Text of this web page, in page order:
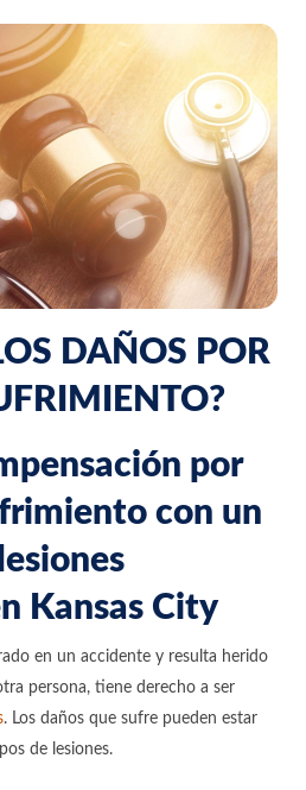
DAÑOS POR
por
con un
Kansas City
en un accidente y resulta herido
persona, tiene derecho a ser
. Los daños que sufre pueden estar
de lesiones.